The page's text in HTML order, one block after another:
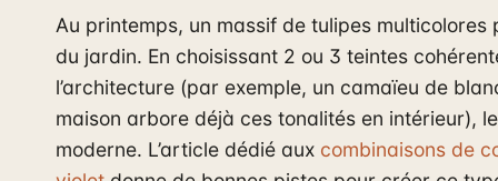
Au printemps, un massif de tulipes multicolores
du jardin. En choisissant 2 ou 3 teintes
l’architecture (par exemple, un camaïeu de
maison arbore déjà ces tonalités en intérieur),
moderne. L’article dédié aux combinaisons de